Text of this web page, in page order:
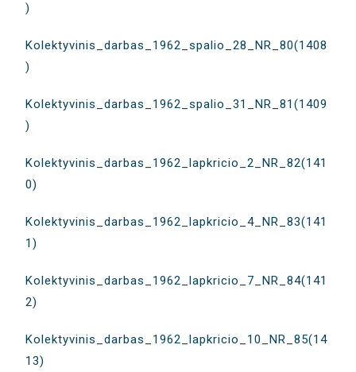
)
Kolektyvinis_darbas_1962_spalio_28_NR_80(1408
)
Kolektyvinis_darbas_1962_spalio_31_NR_81(1409
)
Kolektyvinis_darbas_1962_lapkricio_2_NR_82(141
0)
Kolektyvinis_darbas_1962_lapkricio_4_NR_83(141
1)
Kolektyvinis_darbas_1962_lapkricio_7_NR_84(141
2)
Kolektyvinis_darbas_1962_lapkricio_10_NR_85(14
13)